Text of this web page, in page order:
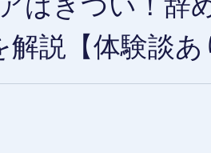
説【体験談あ